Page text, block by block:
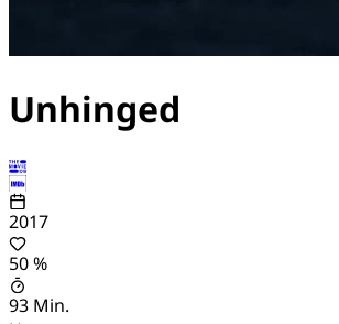
Unhinged
2017
50 %
93 Min.